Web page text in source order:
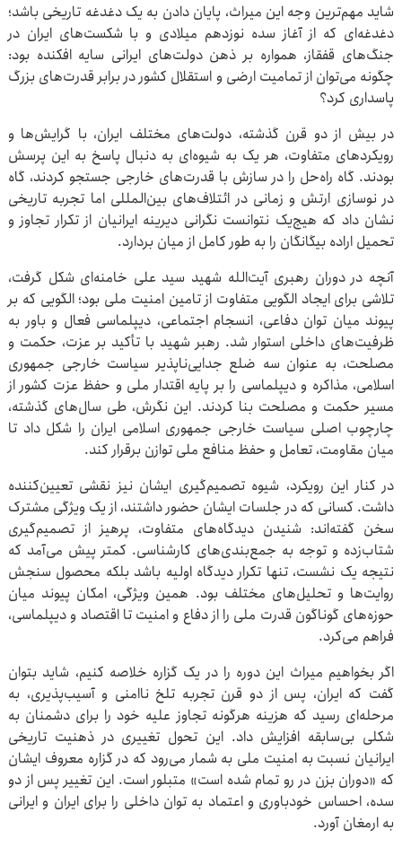
شاید مهم‌ترین وجه این میراث، پایان دادن به یک دغدغه تاریخی باشد؛
دغدغه‌ای که از آغاز سده نوزدهم میلادی و با شکست‌های ایران در
جنگ‌های قفقاز، همواره بر ذهن دولت‌های ایرانی سایه افکنده بود:
چگونه می‌توان از تمامیت ارضی و استقلال کشور در برابر قدرت‌های بزرگ
پاسداری کرد؟
در بیش از دو قرن گذشته، دولت‌های مختلف ایران، با گرایش‌ها و
رویکردهای متفاوت، هر یک به شیوه‌ای به دنبال پاسخ به این پرسش
بودند. گاه راه‌حل را در سازش با قدرت‌های خارجی جستجو کردند، گاه
در نوسازی ارتش و زمانی در ائتلاف‌های بین‌المللی اما تجربه تاریخی
نشان داد که هیچ‌یک نتوانست نگرانی دیرینه ایرانیان از تکرار تجاوز و
تحمیل اراده بیگانگان را به طور کامل از میان بردارد.
آنچه در دوران رهبری آیت‌الله شهید سید علی خامنه‌ای شکل گرفت،
تلاشی برای ایجاد الگویی متفاوت از تامین امنیت ملی بود؛ الگویی که بر
پیوند میان توان دفاعی، انسجام اجتماعی، دیپلماسی فعال و باور به
ظرفیت‌های داخلی استوار شد. رهبر شهید با تأکید بر عزت، حکمت و
مصلحت، به عنوان سه ضلع جدایی‌ناپذیر سیاست خارجی جمهوری
اسلامی، مذاکره و دیپلماسی را بر پایه اقتدار ملی و حفظ عزت کشور از
مسیر حکمت و مصلحت بنا کردند. این نگرش، طی سال‌های گذشته،
چارچوب اصلی سیاست خارجی جمهوری اسلامی ایران را شکل داد تا
میان مقاومت، تعامل و حفظ منافع ملی توازن برقرار کند.
در کنار این رویکرد، شیوه تصمیم‌گیری ایشان نیز نقشی تعیین‌کننده
داشت. کسانی که در جلسات ایشان حضور داشتند، از یک ویژگی‌ مشترک
سخن گفته‌اند: شنیدن دیدگاه‌های متفاوت، پرهیز از تصمیم‌گیری
شتاب‌زده و توجه به جمع‌بندی‌های کارشناسی. کمتر پیش می‌آمد که
نتیجه یک نشست، تنها تکرار دیدگاه اولیه باشد بلکه محصول سنجش
روایت‌ها و تحلیل‌های مختلف بود. همین ویژگی، امکان پیوند میان
حوزه‌های گوناگون قدرت ملی را از دفاع و امنیت تا اقتصاد و دیپلماسی،
فراهم می‌کرد.
اگر بخواهیم میراث این دوره را در یک گزاره خلاصه کنیم، شاید بتوان
گفت که ایران، پس از دو قرن تجربه تلخ ناامنی و آسیب‌پذیری، به
مرحله‌ای رسید که هزینه هرگونه تجاوز علیه خود را برای دشمنان به
شکلی بی‌سابقه افزایش داد. این تحول تغییری در ذهنیت تاریخی
ایرانیان نسبت به امنیت ملی به شمار می‌رود که در گزاره معروف ایشان
که «دوران بزن در رو تمام شده است» متبلور است. این تغییر پس از دو
سده، احساس خودباوری و اعتماد به توان داخلی را برای ایران و ایرانی
به ارمغان آورد.